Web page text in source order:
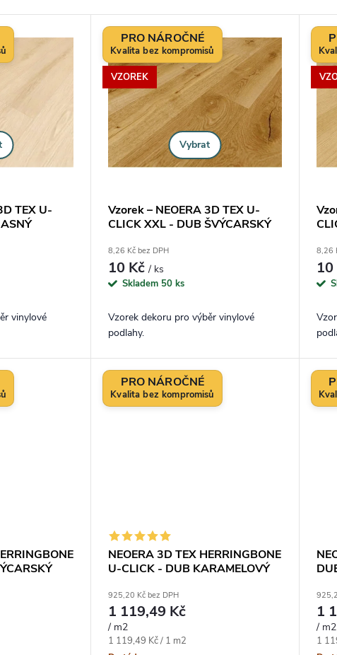
TEX U-
vinylové
PRO NÁROČNÉ
VZOREK
Vybrat
Vzorek – NEOERA 3D TEX U-
CLICK XXL - DUB ŠVÝCARSKÝ
8,26 Kč bez DPH
10 Kč/ ks
Skladem 50 ks
Vzorek dekoru pro výběr vinylové
podlahy.
8,26
PRO NÁROČNÉ
NEOERA 3D TEX HERRINGBONE
U-CLICK - DUB KARAMELOVÝ
925,20 Kč bez DPH
1 119,49 Kč
/ m2
Měrná cena:
1 119,49 Kč / 1 m2
1
/ m2
1